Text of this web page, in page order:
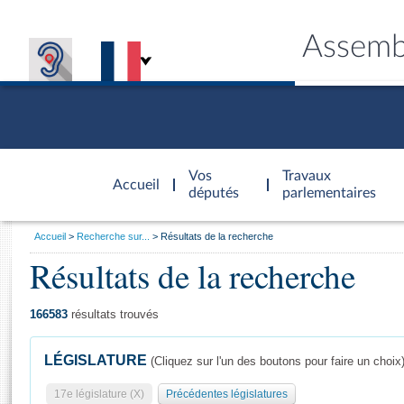
Accueil
d'accueil
Vos
députés
Travaux
parlementaires
Général
Vous
Accueil Recherche sur... Résultats de la recherche
Résultats de la recherche
166583 résultats trouvés
LÉGISLATURE (Cliquez sur l'un des boutons pour faire un choix)
17e législature (X) Précédentes législatures